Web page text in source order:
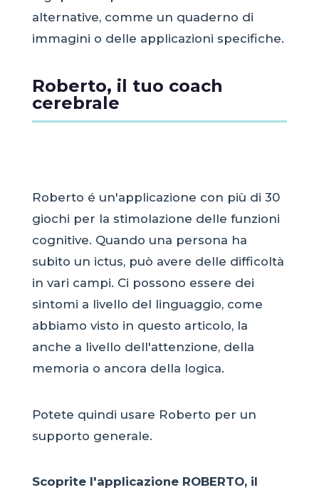
alternative, comme un quaderno di
immagini o delle applicazioni specifiche.
Roberto, il tuo coach
cerebrale
Roberto é un'applicazione con più di 30
giochi per la stimolazione delle funzioni
cognitive. Quando una persona ha
subito un ictus, può avere delle difficoltà
in vari campi. Ci possono essere dei
sintomi a livello del linguaggio, come
abbiamo visto in questo articolo, la
anche a livello dell'attenzione, della
memoria o ancora della logica.
Potete quindi usare Roberto per un
supporto generale.
Scoprite l'applicazione ROBERTO, il